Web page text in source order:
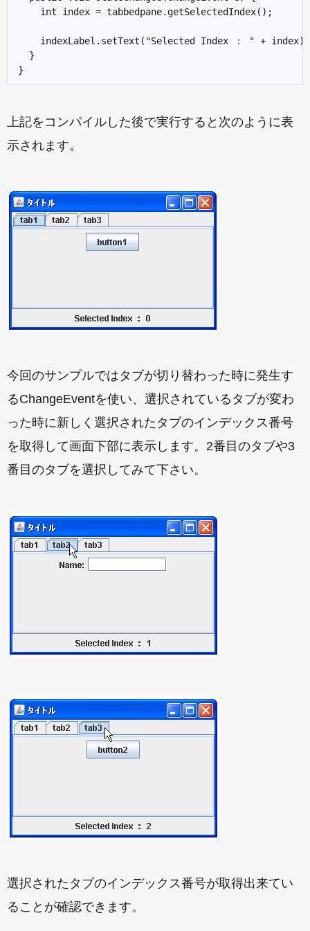
    int index = tabbedpane.getSelectedIndex();
    indexLabel.setText("Selected Index ： " + index);
  }
上記をコンパイルした後で実行すると次のように表
示されます。
今回のサンプルではタブが切り替わった時に発生す
るChangeEventを使い、選択されているタブが変わ
った時に新しく選択されたタブのインデックス番号
を取得して画面下部に表示します。2番目のタブや3
番目のタブを選択してみて下さい。
選択されたタブのインデックス番号が取得出来てい
ることが確認できます。